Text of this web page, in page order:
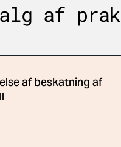
af
af beskatning af